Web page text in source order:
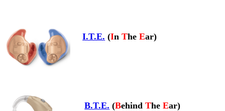
I.T.E. (In TheEar)
B.T.E. (BehindTheEar)